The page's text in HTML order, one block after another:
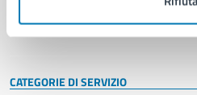
Intranet, posta aziendale e
CATEGORIE DI SERVIZIO